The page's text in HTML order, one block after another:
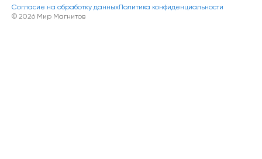
Доставка и оплата
Как оформить покупку
© 2026 Мир Магнитов
Согласие на обработку данныхПолитика конфиденциальности